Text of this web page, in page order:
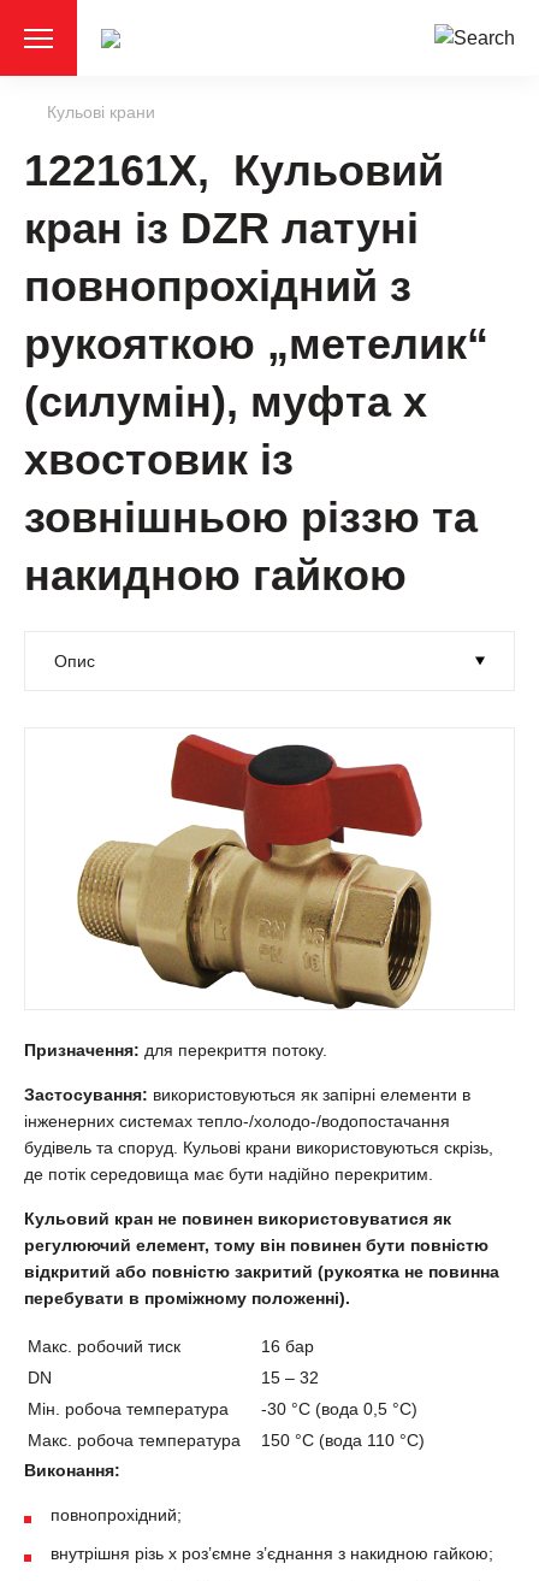
Кульові крани
122161X, Кульовий
кран із DZR латуні
повнопрохідний з
рукояткою „метелик“
(силумін), муфта х
хвостовик із
зовнішньою різзю та
накидною гайкою
Призначення: для перекриття потоку.
Застосування: використовуються як запірні елементи в
інженерних системах тепло-/холодо-/водопостачання
будівель та споруд. Кульові крани використовуються скрізь,
де потік середовища має бути надійно перекритим.
Кульовий кран не повинен використовуватися як
регулюючий елемент, тому він повинен бути повністю
відкритий або повністю закритий (рукоятка не повинна
перебувати в проміжному положенні).
Макс. робочий тиск
16 бар
DN
15 – 32
Мін. робоча температура
-30 °С (вода 0,5 °С)
Макс. робоча температура
150 °С (вода 110 °С)
Виконання:
повнопрохідний;
внутрішня різь х роз’ємне з’єднання з накидною гайкою;